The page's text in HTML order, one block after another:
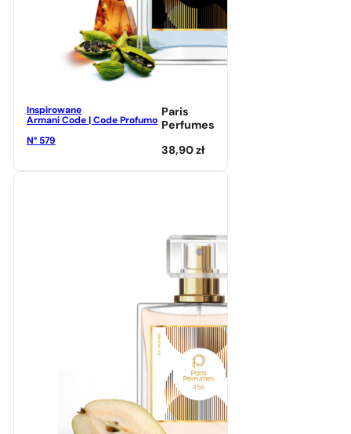
Inspirowane
Armani Code | Code Profumo
N° 579
Paris
Perfumes
38,90zł